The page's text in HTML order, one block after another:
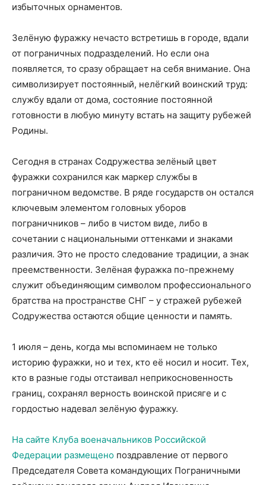
избыточных орнаментов.
Зелёную фуражку нечасто встретишь в городе, вдали
от пограничных подразделений. Но если она
появляется, то сразу обращает на себя внимание. Она
символизирует постоянный, нелёгкий воинский труд:
службу вдали от дома, состояние постоянной
готовности в любую минуту встать на защиту рубежей
Родины.
Сегодня в странах Содружества зелёный цвет
фуражки сохранился как маркер службы в
пограничном ведомстве. В ряде государств он остался
ключевым элементом головных уборов
пограничников – либо в чистом виде, либо в
сочетании с национальными оттенками и знаками
различия. Это не просто следование традиции, а знак
преемственности. Зелёная фуражка по-прежнему
служит объединяющим символом профессионального
братства на пространстве СНГ – у стражей рубежей
Содружества остаются общие ценности и память.
1 июля – день, когда мы вспоминаем не только
историю фуражки, но и тех, кто её носил и носит. Тех,
кто в разные годы отстаивал неприкосновенность
границ, сохранял верность воинской присяге и с
гордостью надевал зелёную фуражку.
На сайте Клуба военачальников Российской
Федерации размещено поздравление от первого
Председателя Совета командующих Пограничными